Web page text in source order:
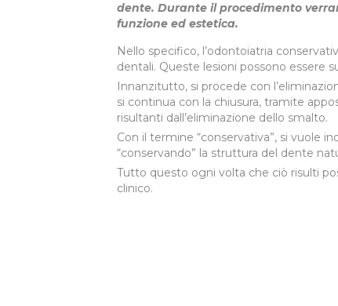
dente. Durante il procedimento
funzione ed estetica.
Nello specifico, l’odontoiatria
dentali. Queste lesioni possono essere
Innanzitutto, si procede con
si continua con la chiusura, tramite
risultanti dall’eliminazione dello smalto.
Con il termine “conservativa”, si vuole
“conservando” la struttura del dente
Tutto questo ogni volta che ciò risulti
clinico.